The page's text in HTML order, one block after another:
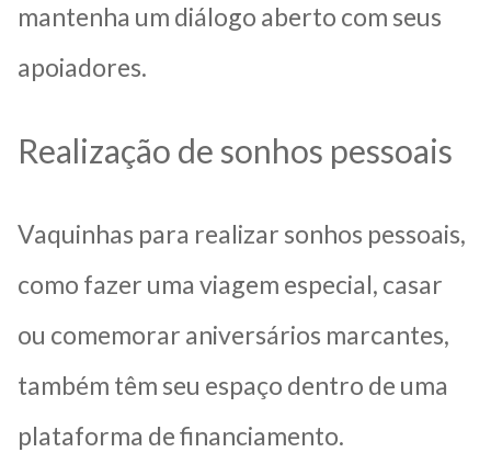
mantenha um diálogo aberto com seus
apoiadores.
Realização de sonhos pessoais
Vaquinhas para realizar sonhos pessoais,
como fazer uma viagem especial, casar
ou comemorar aniversários marcantes,
também têm seu espaço dentro de uma
plataforma de financiamento.